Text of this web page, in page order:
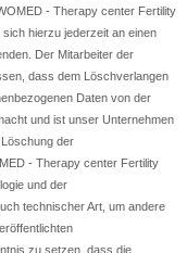
- Therapy center Fertility
hierzu jederzeit an einen
Der Mitarbeiter der
dass dem Löschverlangen
Daten von der
und ist unser Unternehmen
der
- Therapy center Fertility
und der
technischer Art, um andere
zu setzen, dass die